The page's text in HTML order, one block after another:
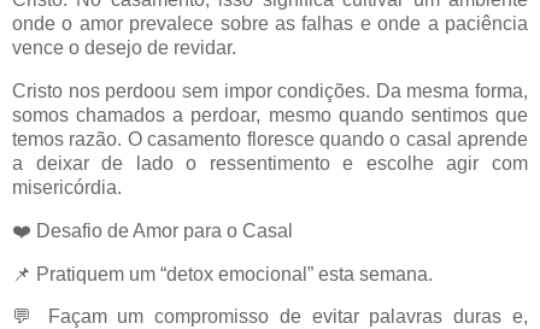
onde o amor prevalece sobre as falhas e onde a paciência
vence o desejo de revidar.
Cristo nos perdoou sem impor condições. Da mesma forma,
somos chamados a perdoar, mesmo quando sentimos que
temos razão. O casamento floresce quando o casal aprende
a deixar de lado o ressentimento e escolhe agir com
misericórdia.
❤️ Desafio de Amor para o Casal
📌 Pratiquem um “detox emocional” esta semana.
💬 Façam um compromisso de evitar palavras duras e,